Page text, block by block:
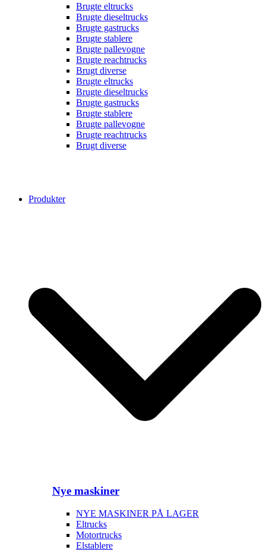
Brugte eltrucks
Brugte dieseltrucks
Brugte gastrucks
Brugte stablere
Brugte pallevogne
Brugte reachtrucks
Brugt diverse
Brugte eltrucks
Brugte dieseltrucks
Brugte gastrucks
Brugte stablere
Brugte pallevogne
Brugte reachtrucks
Brugt diverse
Produkter
Nye maskiner
NYE MASKINER PÅ LAGER
Eltrucks
Motortrucks
Elstablere